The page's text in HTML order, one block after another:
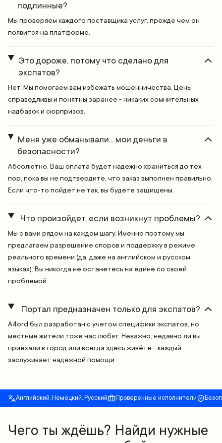
подлинные?
Мы проверяем каждого поставщика услуг, прежде чем он
появится на платформе.
Это дороже, потому что сделано для
экспатов?
Нет. Мы помогаем вам избежать мошенничества. Цены
справедливы и понятны заранее - никаких сомнительных
надбавок и сюрпризов.
Меня уже обманывали... мои деньги в
безопасности?
Абсолютно. Ваш оплата будет надежно храниться до тех
пор, пока вы не подтвердите, что заказ выполнен правильно.
Если что-то пойдет не так, вы будете защищены.
Что произойдет, если возникнут проблемы?
Мы с вами рядом на каждом шагу. Именно поэтому мы
предлагаем разрешение споров и поддержку в режиме
реального времени (да, даже на английском и русском
языках). Вы никогда не останетесь на едине со своей
проблемой.
Портал предназначен только для экспатов?
A4ord был разработан с учетом специфики экспатов, но
местные жители тоже нас любят. Неважно, недавно ли вы
приехали в город или всегда здесь живёте - каждый
заслуживает надежной помощи.
Английский, Немецкий, Русский Проверенные исполнители
Чего ты ждёшь? Найди нужные